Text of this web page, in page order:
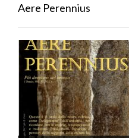
Aere Perennius